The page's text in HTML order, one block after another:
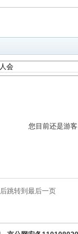
您目前还是游
跳转到最后一页